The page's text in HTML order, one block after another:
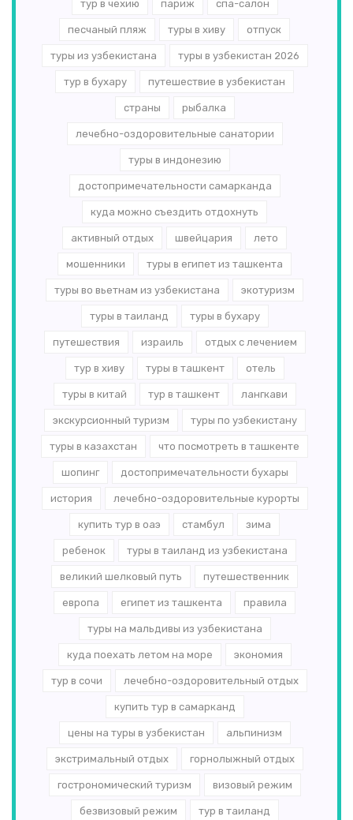
тур в чехию париж спа-салон
песчаный пляж туры в хиву отпуск
туры из узбекистана туры в узбекистан 2026
тур в бухару путешествие в узбекистан
страны рыбалка
лечебно-оздоровительные санатории
туры в индонезию
достопримечательности самарканда
куда можно съездить отдохнуть
активный отдых швейцария лето
мошенники туры в египет из ташкента
туры во вьетнам из узбекистана экотуризм
туры в таиланд туры в бухару
путешествия израиль отдых с лечением
тур в хиву туры в ташкент отель
туры в китай тур в ташкент лангкави
экскурсионный туризм туры по узбекистану
туры в казахстан что посмотреть в ташкенте
шопинг достопримечательности бухары
история лечебно-оздоровительные курорты
купить тур в оаэ стамбул зима
ребенок туры в таиланд из узбекистана
великий шелковый путь путешественник
европа египет из ташкента правила
туры на мальдивы из узбекистана
куда поехать летом на море экономия
тур в сочи лечебно-оздоровительный отдых
купить тур в самарканд
цены на туры в узбекистан альпинизм
экстримальный отдых горнолыжный отдых
гострономический туризм визовый режим
безвизовый режим тур в таиланд